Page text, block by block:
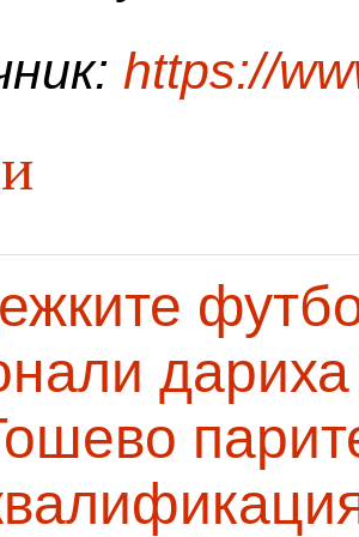
https://